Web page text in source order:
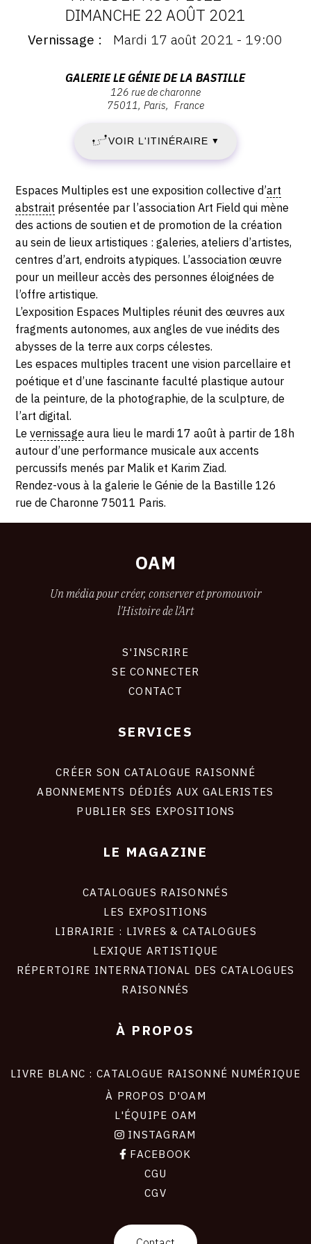
CONTACT
CGU
CGV
INSTAGRAM
FACEBOOK
TWITTER
PINTEREST
DATES
:
MARDI
17
AOÛT
2021
-
DIMANCHE
22
AOÛT
2021
DIMANCHE 22 AOÛT 2021
Vernissage
Vernissage
Vernissage Mardi 17 août 2021 - 19:00
la
Bastille,
126
rue
de
Charonne,
75011
Paris
GALERIE LE GÉNIE DE LA BASTILLE
126 rue de charonne
75011 Paris France
VOIR L'ITINÉRAIRE ▼
Description,
horaires...
Espaces Multiples est une exposition collective d’art
abstrait présentée par l’association Art Field qui mène
des actions de soutien et de promotion de la création
au sein de lieux artistiques : galeries, ateliers d’artistes,
centres d’art, endroits atypiques. L’association œuvre
pour un meilleur accès des personnes éloignées de
l’offre artistique.
L’exposition Espaces Multiples réunit des œuvres aux
fragments autonomes, aux angles de vue inédits des
abysses de la terre aux corps célestes.
Les espaces multiples tracent une vision parcellaire et
poétique et d’une fascinante faculté plastique autour
de la peinture, de la photographie, de la sculpture, de
l’art digital.
Levernissage aura lieu le mardi 17 août à partir de 18h
autour d’une performance musicale aux accents
percussifs menés par Malik et Karim Ziad.
Rendez-vous à la galerie le Génie de la Bastille 126
rue de Charonne 75011 Paris.
OAM
Un média pour créer, conserver et promouvoir
l'Histoire de l'Art
S'INSCRIRE
SE CONNECTER
CONTACT
SERVICES
CRÉER SON CATALOGUE RAISONNÉ
ABONNEMENTS DÉDIÉS AUX GALERISTES
PUBLIER SES EXPOSITIONS
LE MAGAZINE
CATALOGUES RAISONNÉS
LES EXPOSITIONS
LIBRAIRIE : LIVRES & CATALOGUES
LEXIQUE ARTISTIQUE
RÉPERTOIRE INTERNATIONAL DES CATALOGUES
RAISONNÉS
À PROPOS
LIVRE BLANC : CATALOGUE RAISONNÉ NUMÉRIQUE
À PROPOS D'OAM
L'ÉQUIPE OAM
INSTAGRAM
FACEBOOK
CGU
CGV